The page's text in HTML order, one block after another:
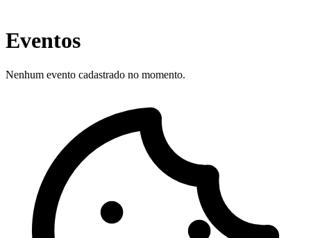
Eventos
Nenhum evento cadastrado no momento.